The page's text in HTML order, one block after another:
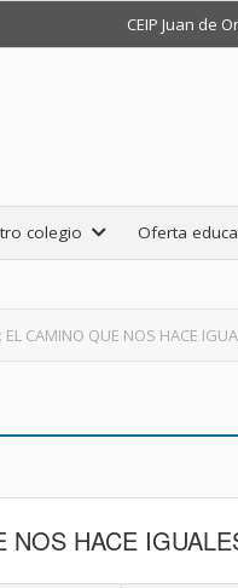
CEIP Juan de
colegio Oferta
CAMINO QUE NOS HACE
HACE